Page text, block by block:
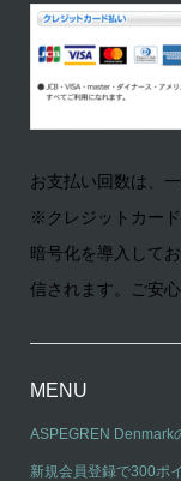
お支払い回数は、
※クレジットカー
暗号化を導入して
信されます。ご安心
MENU
ASPEGREN Denmark
新規会員登録で300ポ